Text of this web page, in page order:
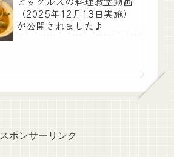
（2025年12月13日実施）
が公開されました♪
スポンサーリンク